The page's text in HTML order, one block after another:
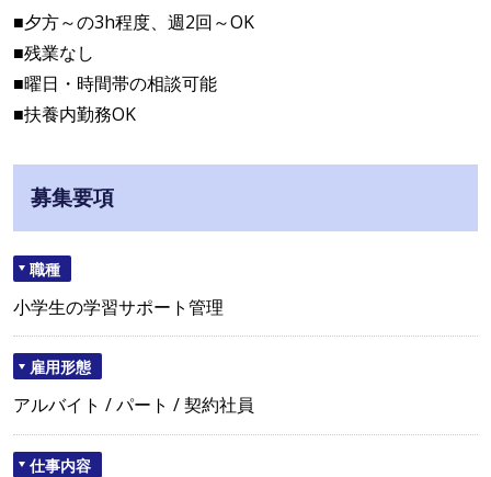
■夕方～の3h程度、週2回～OK
■残業なし
■曜日・時間帯の相談可能
■扶養内勤務OK
募集要項
職種
小学生の学習サポート管理
雇用形態
アルバイト / パート / 契約社員
仕事内容